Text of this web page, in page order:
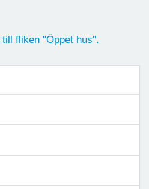
fliken "Öppet hus".